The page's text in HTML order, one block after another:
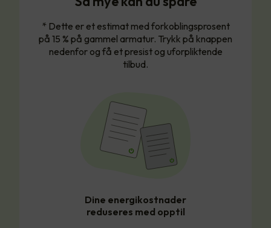
* Dette er et estimat med forkoblingsprosent
på 15 % på gammel armatur. Trykk på knappen
nedenfor og få et presist og uforpliktende
tilbud.
Dine energikostnader
reduseres med opptil